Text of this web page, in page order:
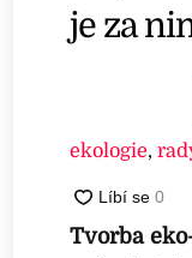
je za
ekologie,
Tvorba